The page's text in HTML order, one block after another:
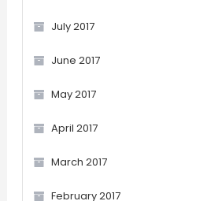
July 2017
June 2017
May 2017
April 2017
March 2017
February 2017